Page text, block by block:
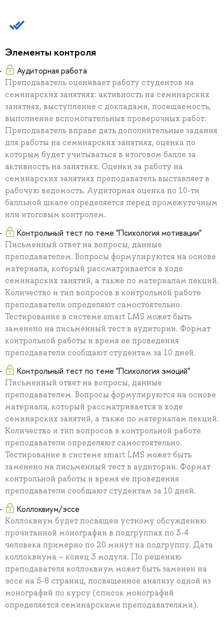
Элементы контроля
Аудиторная работа
Преподаватель оценивает работу студентов на
семинарских занятиях: активность на семинарских
занятиях, выступление с докладами, посещаемость,
выполнение вспомогательных проверочных работ.
Преподаватель вправе дать дополнительные задания
для работы на семинарских занятиях, оценка по
которым будет учитываться в итоговом балле за
активность на занятиях. Оценки за работу на
семинарских занятиях преподаватель выставляет в
рабочую ведомость. Аудиторная оценка по 10-ти
балльной шкале определяется перед промежуточным
или итоговым контролем.
Контрольный тест по теме "Психология мотивации"
Письменный ответ на вопросы, данные
преподавателем. Вопросы формулируются на основе
материала, который рассматривается в ходе
семинарских занятий, а также по материалам лекций.
Количество и тип вопросов в контрольной работе
преподаватели определяют самостоятельно.
Тестирование в системе smart LMS может быть
заменено на письменный тест в аудитории. Формат
контрольной работы и время ее проведения
преподаватели сообщают студентам за 10 дней.
Контрольный тест по теме "Психология эмоций"
Письменный ответ на вопросы, данные
преподавателем. Вопросы формулируются на основе
материала, который рассматривается в ходе
семинарских занятий, а также по материалам лекций.
Количество и тип вопросов в контрольной работе
преподаватели определяют самостоятельно.
Тестирование в системе smart LMS может быть
заменено на письменный тест в аудитории. Формат
контрольной работы и время ее проведения
преподаватели сообщают студентам за 10 дней.
Коллоквиум/эссе
Коллоквиум будет посвящен устному обсуждению
прочитанной монографии в подгруппах по 3-4
человека примерно по 20 минут на подгруппу. Дата
коллоквиума – конец 3 модуля. По решению
преподавателя коллоквиум может быть заменен на
эссе на 5-8 страниц, посвященное анализу одной из
монографий по курсу (список монографий
определяется семинарскими преподавателями).